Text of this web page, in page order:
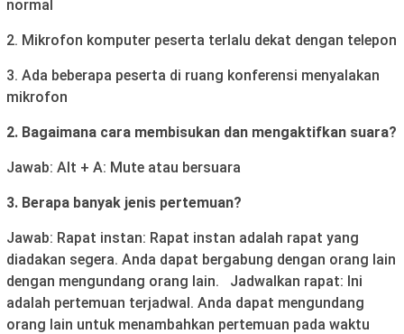
normal
2. Mikrofon komputer peserta terlalu dekat dengan telepon
3. Ada beberapa peserta di ruang konferensi menyalakan
mikrofon
2. Bagaimana cara membisukan dan mengaktifkan suara?
Jawab: Alt + A: Mute atau bersuara
3. Berapa banyak jenis pertemuan?
Jawab: Rapat instan: Rapat instan adalah rapat yang
diadakan segera. Anda dapat bergabung dengan orang lain
dengan mengundang orang lain. Jadwalkan rapat: Ini
adalah pertemuan terjadwal. Anda dapat mengundang
orang lain untuk menambahkan pertemuan pada waktu